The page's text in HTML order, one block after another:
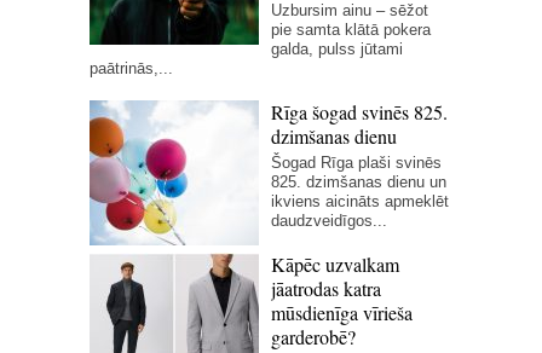
Uzbursim ainu – sēžot
pie samta klātā pokera
galda, pulss jūtami
paātrinās,...
Rīga šogad svinēs 825.
dzimšanas dienu
Šogad Rīga plaši svinēs
825. dzimšanas dienu un
ikviens aicināts apmeklēt
daudzveidīgos...
Kāpēc uzvalkam
jāatrodas katra
mūsdienīga vīrieša
garderobē?